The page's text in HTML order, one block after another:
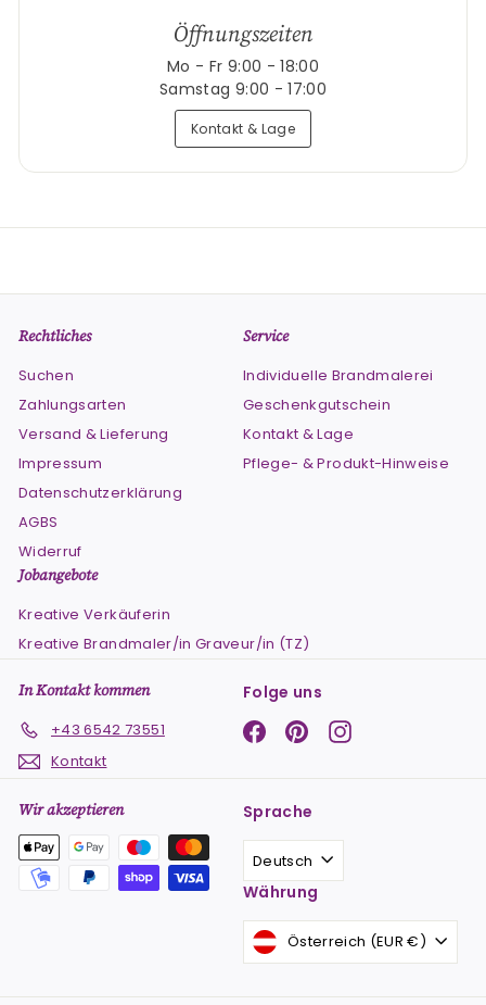
Öffnungszeiten
Mo - Fr 9:00 - 18:00
Samstag 9:00 - 17:00
Kontakt & Lage
Rechtliches
Suchen
Zahlungsarten
Versand & Lieferung
Impressum
Datenschutzerklärung
AGBS
Widerruf
Service
Individuelle Brandmalerei
Geschenkgutschein
Kontakt & Lage
Pflege- & Produkt-Hinweise
Jobangebote
Kreative Verkäuferin
Kreative Brandmaler/in Graveur/in (TZ)
In Kontakt kommen
+43 6542 73551
Kontakt
Folge uns
Facebook
PinterestInstagram
Wir akzeptieren Sprache
Deutsch
Währung
Österreich (EUR €)